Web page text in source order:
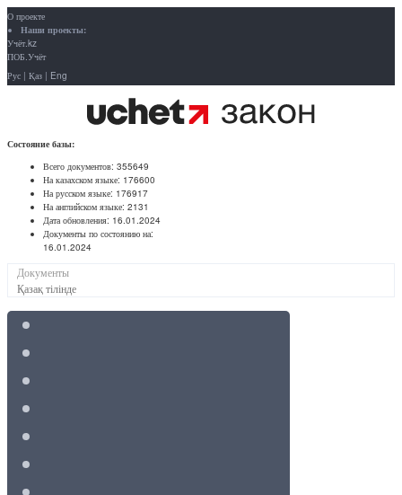
О проекте
Наши проекты:
Учёт.kz
ПОБ.Учёт
Рус | Қаз | Eng
Состояние базы:
Всего документов: 355649
На казахском языке: 176600
На русском языке: 176917
На английском языке: 2131
Дата обновления: 16.01.2024
Документы по состоянию на:
16.01.2024
Документы
Қазақ тілінде